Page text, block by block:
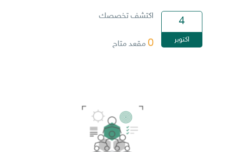
4
اكتوبر
اكتشف تخصصك
0 مقعد متاح